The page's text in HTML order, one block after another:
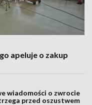
apeluje o zakup
wiadomości o zwrocie
przed oszustwem